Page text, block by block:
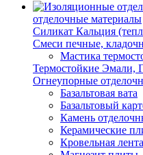
отделочные материалы
Силикат Кальция
Смеси печные,
Мастика
Термостойкие Эмали,
Огнеупорные
Базальтовая вата
Базальтовый
Камень
Керамические
Кровельная лента